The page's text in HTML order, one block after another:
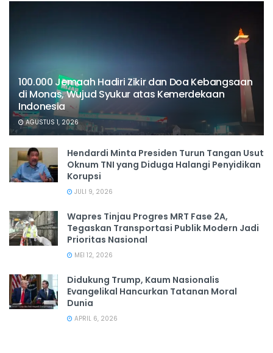
100.000 Jemaah Hadiri Zikir dan Doa Kebangsaan
di Monas, Wujud Syukur atas Kemerdekaan
Indonesia
AGUSTUS 1, 2026
Hendardi Minta Presiden Turun Tangan Usut
Oknum TNI yang Diduga Halangi Penyidikan
Korupsi
JULI 9, 2026
Wapres Tinjau Progres MRT Fase 2A,
Tegaskan Transportasi Publik Modern Jadi
Prioritas Nasional
MEI 12, 2026
Didukung Trump, Kaum Nasionalis
Evangelikal Hancurkan Tatanan Moral
Dunia
APRIL 6, 2026